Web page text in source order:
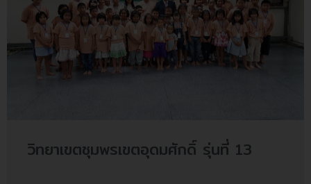
วิทยาเขตชุมพรเขตอุดมศักดิ์ รุ่นที่ 13